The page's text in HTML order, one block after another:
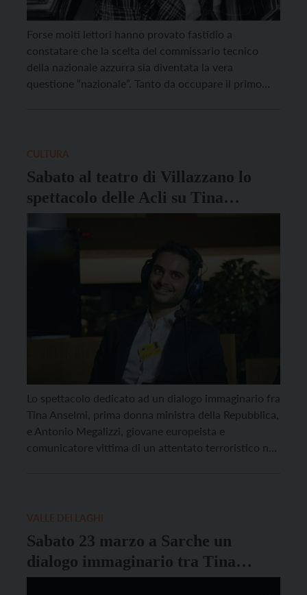
Forse molti lettori hanno provato fastidio a
constatare che la scelta del commissario tecnico
della nazionale azzurra sia diventata la vera
questione “nazionale”. Tanto da occupare il primo
Sabato al teatro di Villazzano lo
spettacolo delle Acli su Tina
Anselmi e Antonio Megalizzi
Lo spettacolo dedicato ad un dialogo immaginario fra
Tina Anselmi, prima donna ministra della Repubblica,
e Antonio Megalizzi, giovane europeista e
comunicatore vittima di un attentato terroristico nel
Sabato 23 marzo a Sarche un
dialogo immaginario tra Tina
Anselmi e Antonio Megalizzi